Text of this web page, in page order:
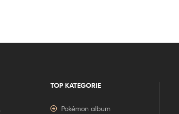
TOP KATEGORIE
Pokémon album